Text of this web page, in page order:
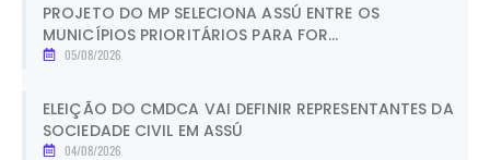
PROJETO DO MP SELECIONA ASSÚ ENTRE OS
MUNICÍPIOS PRIORITÁRIOS PARA FOR...
05/08/2026
ELEIÇÃO DO CMDCA VAI DEFINIR REPRESENTANTES DA
SOCIEDADE CIVIL EM ASSÚ
04/08/2026